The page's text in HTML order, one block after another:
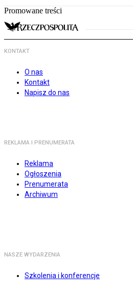
Promowane treści
KONTAKT
O nas
Kontakt
Napisz do nas
REKLAMA I PRENUMERATA
Reklama
Ogłoszenia
Prenumerata
Archiwum
NASZE WYDARZENIA
Szkolenia i konferencje